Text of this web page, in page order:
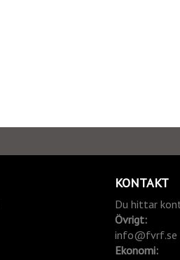
KONTAKT
Du hittar
Övrigt:
info@fvrf.se
Ekonomi: